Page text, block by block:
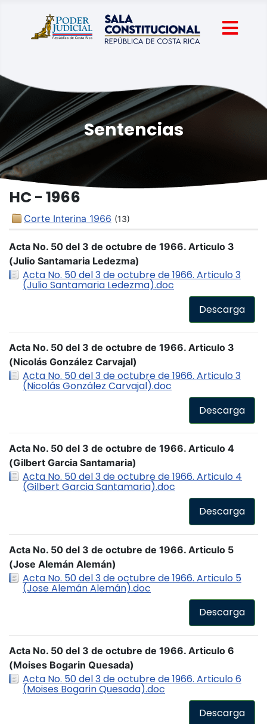
Sentencias
HC - 1966
Corte Interina 1966 (13)
Acta No. 50 del 3 de octubre de 1966. Articulo 3
(Julio Santamaria Ledezma)
Acta No. 50 del 3 de octubre de 1966. Articulo 3
(Julio Santamaria Ledezma).doc
Descarga
Acta No. 50 del 3 de octubre de 1966. Articulo 3
(Nicolás González Carvajal)
Acta No. 50 del 3 de octubre de 1966. Articulo 3
(Nicolás González Carvajal).doc
Descarga
Acta No. 50 del 3 de octubre de 1966. Articulo 4
(Gilbert Garcia Santamaria)
Acta No. 50 del 3 de octubre de 1966. Articulo 4
(Gilbert Garcia Santamaria).doc
Descarga
Acta No. 50 del 3 de octubre de 1966. Articulo 5
(Jose Alemán Alemán)
Acta No. 50 del 3 de octubre de 1966. Articulo 5
(Jose Alemán Alemán).doc
Descarga
Acta No. 50 del 3 de octubre de 1966. Articulo 6
(Moises Bogarin Quesada)
Acta No. 50 del 3 de octubre de 1966. Articulo 6
(Moises Bogarin Quesada).doc
Descarga